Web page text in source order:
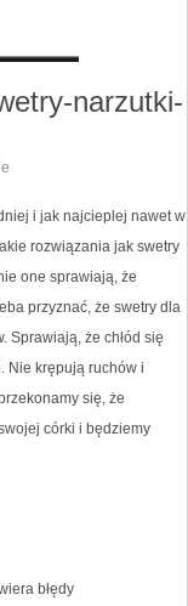
narzutki-
i jak najcieplej nawet w
rozwiązania jak swetry
one sprawiają, że
przyznać, że swetry dla
Sprawiają, że chłód się
Nie krępują ruchów i
się, że
córki i będziemy
błędy